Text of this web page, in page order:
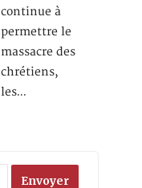
continue à
permettre le
massacre des
chrétiens,
les…